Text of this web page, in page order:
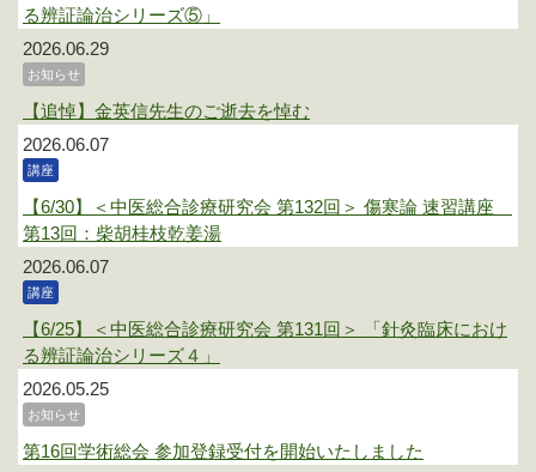
る辨証論治シリーズ⑤」
2026.06.29
お知らせ
【追悼】金英信先生のご逝去を悼む
2026.06.07
講座
【6/30】＜中医総合診療研究会 第132回＞ 傷寒論 速習講座
第13回：柴胡桂枝乾姜湯
2026.06.07
講座
【6/25】＜中医総合診療研究会 第131回＞ 「針灸臨床におけ
る辨証論治シリーズ４」
2026.05.25
お知らせ
第16回学術総会 参加登録受付を開始いたしました